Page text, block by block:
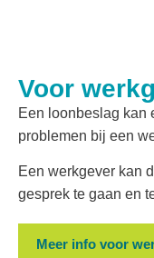
Voor
Een loonbeslag kan
problemen bij een
Een werkgever kan
gesprek te gaan en
Meer info voor